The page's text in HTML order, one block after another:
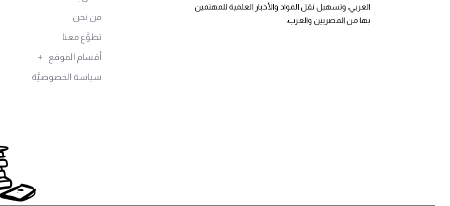
العربي، وتسهيل نقل المواد والأخبار العلمية للمهتمين
بها من المصريين والعرب،
من نحن
تطوَّع معنا
أقسام الموقع
سياسة الخصوصيَّة